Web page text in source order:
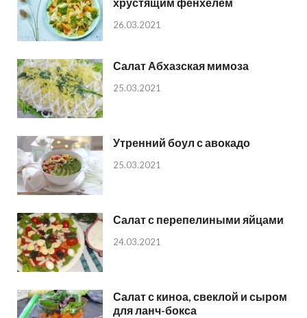
26.03.2021
Салат Абхазская мимоза
25.03.2021
Утренний боул с авокадо
25.03.2021
Салат с перепелиными яйцами
24.03.2021
Салат с киноа, свеклой и сыром
для ланч-бокса